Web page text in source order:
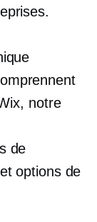
notre
de
options de